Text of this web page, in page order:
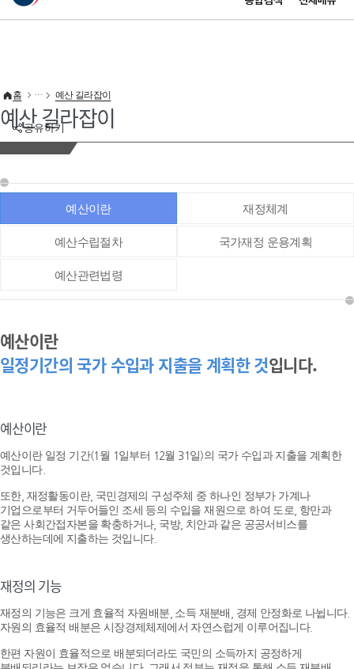
이 누리집은 대한민국 공식 전자정부 누리집입니다.
공유하기
홈 예산 길라잡이
예산 길라잡이
예산이란 재정체계
예산수립절차 국가재정 운용계획
예산관련법령
예산이란
일정기간의 국가 수입과 지출을 계획한 것입니다.
예산이란
예산이란 일정 기간(1월 1일부터 12월 31일)의 국가 수입과 지출을 계획한
것입니다.
또한, 재정활동이란, 국민경제의 구성주체 중 하나인 정부가 가계나
기업으로부터 거두어들인 조세 등의 수입을 재원으로 하여 도로, 항만과
같은 사회간접자본을 확충하거나, 국방, 치안과 같은 공공서비스를
생산하는데에 지출하는 것입니다.
재정의 기능
재정의 기능은 크게 효율적 자원배분, 소득 재분배, 경제 안정화로 나뉩니다.
자원의 효율적 배분은 시장경제체제에서 자연스럽게 이루어집니다.
한편 자원이 효율적으로 배분되더라도 국민의 소득까지 공정하게